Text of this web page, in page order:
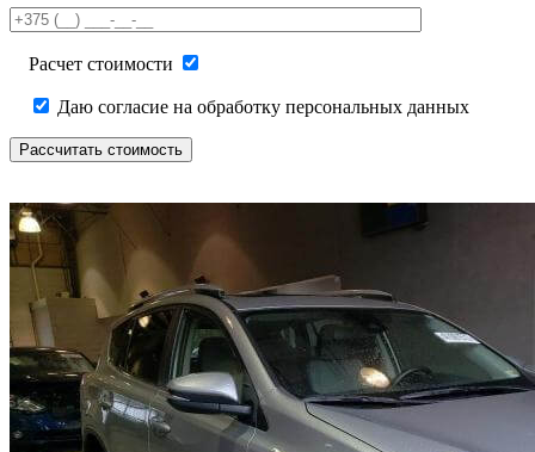
field
empty.
Расчет стоимости
Даю согласие на обработку персональных данных